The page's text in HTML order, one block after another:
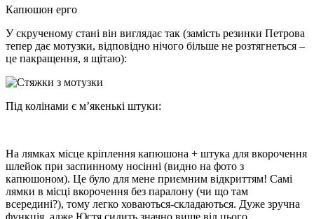
Капюшон ерго
У скрученому стані він виглядає так (замість резинки Петрова
тепер дає мотузки, відповідно нічого більше не розтягнеться –
це пакращення, я щітаю):
Під колінами є м’якенькі штуки:
На лямках місце кріплення капюшона + штука для вкорочення
шлейок при заспинному носінні (видно на фото з
капюшоном). Це було для мене приємним відкриттям! Самі
лямки в місці вкорочення без паралону (чи що там
всередині?), тому легко ховаються-складаються. Дуже зручна